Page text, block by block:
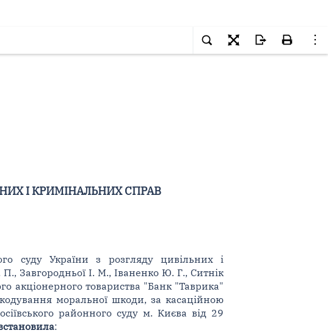
І КРИМІНАЛЬНИХ СПРАВ
суду України з розгляду цивільних і
Завгородньої І. М., Іваненко Ю. Г., Ситнік
акціонерного товариства "Банк "Таврика"
моральної шкоди, за касаційною
районного суду м. Києва від 29
: